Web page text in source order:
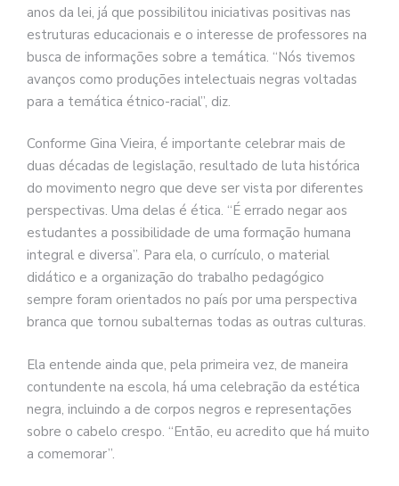
anos da lei, já que possibilitou iniciativas positivas nas
estruturas educacionais e o interesse de professores na
busca de informações sobre a temática. “Nós tivemos
avanços como produções intelectuais negras voltadas
para a temática étnico-racial”, diz.
Conforme Gina Vieira, é importante celebrar mais de
duas décadas de legislação, resultado de luta histórica
do movimento negro que deve ser vista por diferentes
perspectivas. Uma delas é ética. “É errado negar aos
estudantes a possibilidade de uma formação humana
integral e diversa”. Para ela, o currículo, o material
didático e a organização do trabalho pedagógico
sempre foram orientados no país por uma perspectiva
branca que tornou subalternas todas as outras culturas.
Ela entende ainda que, pela primeira vez, de maneira
contundente na escola, há uma celebração da estética
negra, incluindo a de corpos negros e representações
sobre o cabelo crespo. “Então, eu acredito que há muito
a comemorar”.